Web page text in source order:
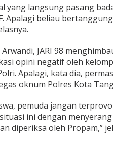
yang langsung pasang
Apalagi beliau
JARI 98
opini negatif oleh
Apalagi, kata dia,
oknum Polres Kota
pemuda jangan
ini dengan
diperiksa oleh Propam,”